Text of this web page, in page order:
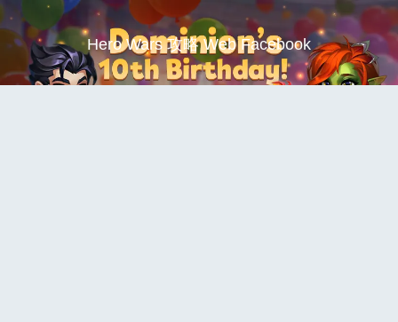
Hero Wars 攻略 Web Facebook